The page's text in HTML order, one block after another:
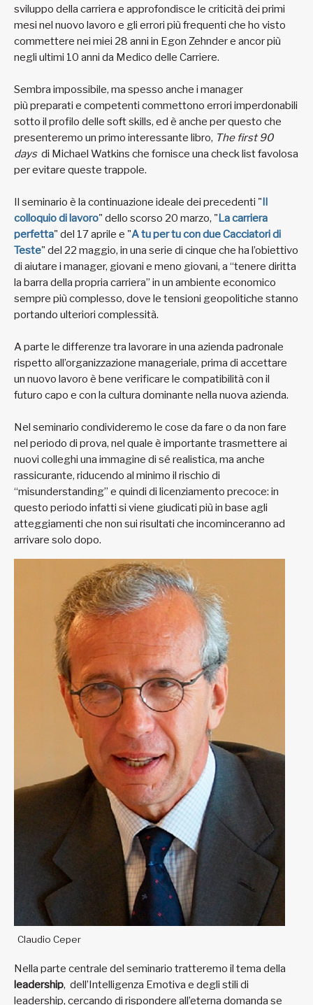
sviluppo della carriera e approfondisce le criticità dei primi
mesi nel nuovo lavoro e gli errori più frequenti che ho visto
commettere nei miei 28 anni in Egon Zehnder e ancor più
negli ultimi 10 anni da Medico delle Carriere.
Sembra impossibile, ma spesso anche i manager
più preparati e competenti commettono errori imperdonabili
sotto il profilo delle soft skills, ed è anche per questo che
presenteremo un primo interessante libro, The first 90
daysdi Michael Watkins che fornisce una check list favolosa
per evitare queste trappole.
Il seminario è la continuazione ideale dei precedenti "Il
colloquio di lavoro" dello scorso 20 marzo, "La carriera
perfetta" del 17 aprile e "A tu per tu con due Cacciatori di
Teste" del 22 maggio, in una serie di cinque che ha l’obiettivo
di aiutare i manager, giovani e meno giovani, a “tenere diritta
la barra della propria carriera” in un ambiente economico
sempre più complesso, dove le tensioni geopolitiche stanno
portando ulteriori complessità.
A parte le differenze tra lavorare in una azienda padronale
rispetto all’organizzazione manageriale, prima di accettare
un nuovo lavoro è bene verificare le compatibilità con il
futuro capo e con la cultura dominante nella nuova azienda.
Nel seminario condivideremo le cose da fare o da non fare
nel periodo di prova, nel quale è importante trasmettere ai
nuovi colleghi una immagine di sé realistica, ma anche
rassicurante, riducendo al minimo il rischio di
“misunderstanding” e quindi di licenziamento precoce: in
questo periodo infatti si viene giudicati più in base agli
atteggiamenti che non sui risultati che incominceranno ad
arrivare solo dopo.
Claudio Ceper
Nella parte centrale del seminario tratteremo il tema della
leadership, dell’Intelligenza Emotiva e degli stili di
leadership, cercando di rispondere all’eterna domanda se